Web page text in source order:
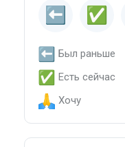
Был раньше
Есть сейчас
Хочу